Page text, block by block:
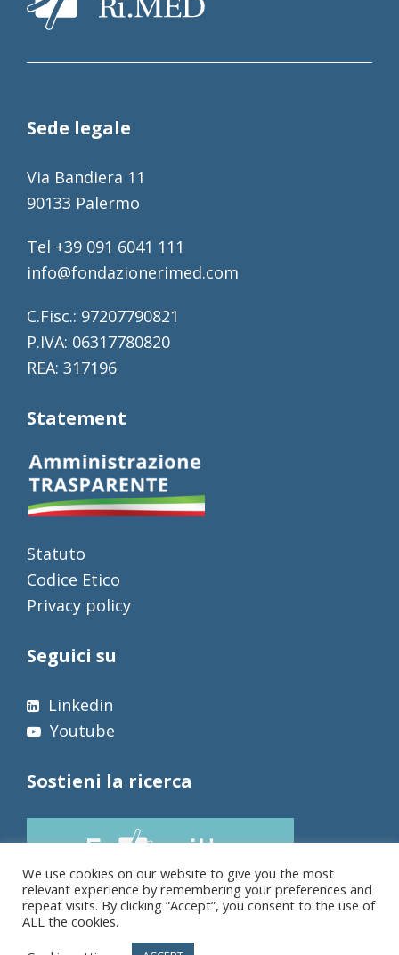
Sede legale
Via Bandiera 11
90133 Palermo
Tel +39 091 6041 111
info@fondazionerimed.com
C.Fisc.: 97207790821
P.IVA: 06317780820
REA: 317196
Statement
Statuto
Codice Etico
Privacy policy
Seguici su
Linkedin
Youtube
Sostieni la ricerca
We use cookies on our website to give you the most
relevant experience by remembering your preferences and
repeat visits. By clicking “Accept”, you consent to the use of
ALL the cookies.